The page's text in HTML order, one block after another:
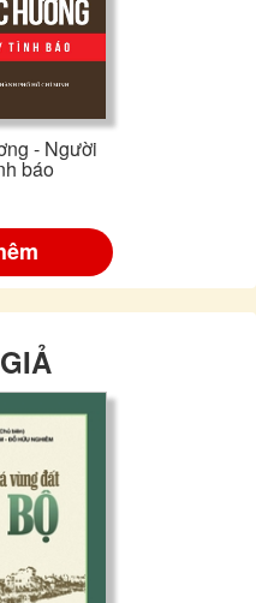
- Người
báo